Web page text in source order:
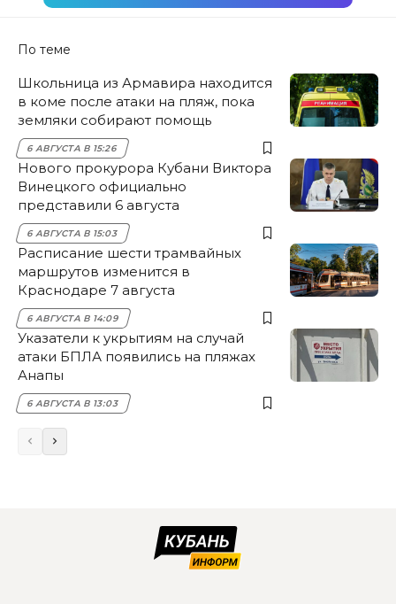
По теме
Школьница из Армавира находится
в коме после атаки на пляж, пока
земляки собирают помощь
6 АВГУСТА В 15:26
Нового прокурора Кубани Виктора
Винецкого официально
представили 6 августа
6 АВГУСТА В 15:03
Расписание шести трамвайных
маршрутов изменится в
Краснодаре 7 августа
6 АВГУСТА В 14:09
Указатели к укрытиям на случай
атаки БПЛА появились на пляжах
Анапы
6 АВГУСТА В 13:03